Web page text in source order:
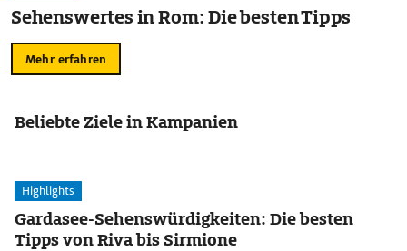
Sehenswertes in Rom: Die besten Tipps
Mehr erfahren
Beliebte Ziele in Kampanien
Highlights
Gardasee-Sehenswürdigkeiten: Die besten
Tipps von Riva bis Sirmione